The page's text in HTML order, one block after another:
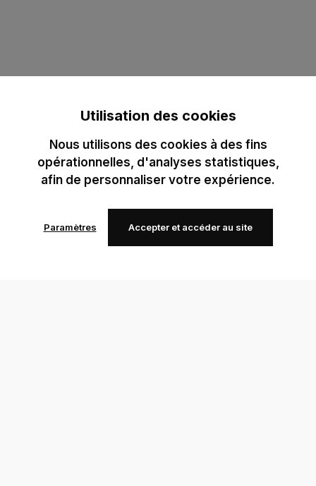
Utilisation des cookies
Nous utilisons des cookies à des fins
opérationnelles, d'analyses statistiques,
afin de personnaliser votre expérience.
Paramètres Accepter et accéder au site